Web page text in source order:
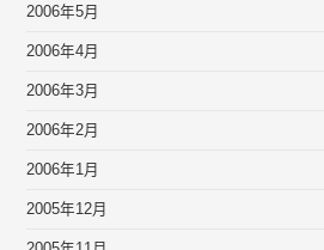
2006年5月
2006年4月
2006年3月
2006年2月
2006年1月
2005年12月